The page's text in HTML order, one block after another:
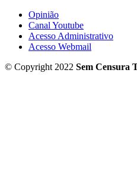
Opinião
Canal Youtube
Acesso Administrativo
Acesso Webmail
© Copyright 2022 Sem Censura